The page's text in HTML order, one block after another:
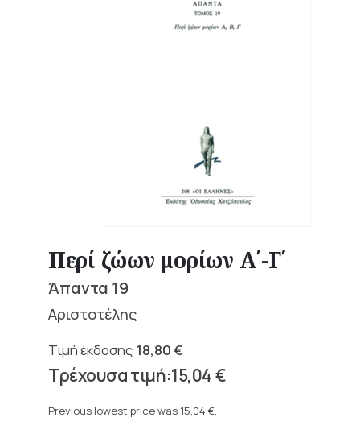
Περί ζώων μορίων Α΄-Γ΄
Άπαντα 19
Αριστοτέλης
18,80€
Original
price
18,80 €.
15,04€
price
Previous lowest price was 15,04 €.